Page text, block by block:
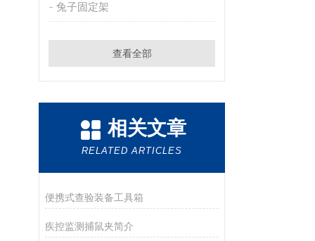
兔子固定架
查看全部
相关文章
RELATED ARTICLES
便携式查验装备工具箱
疾控监测捕鼠夹简介